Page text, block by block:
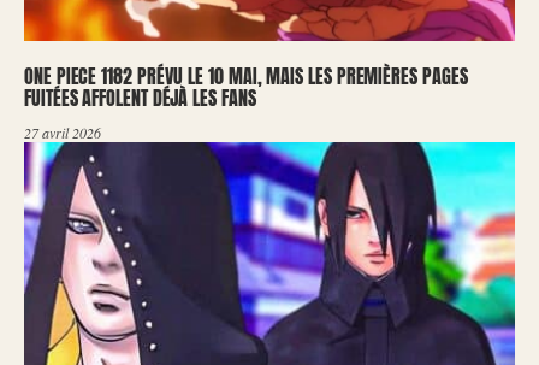
ONE PIECE 1182 PRÉVU LE 10 MAI, MAIS LES PREMIÈRES PAGES
FUITÉES AFFOLENT DÉJÀ LES FANS
27 avril 2026